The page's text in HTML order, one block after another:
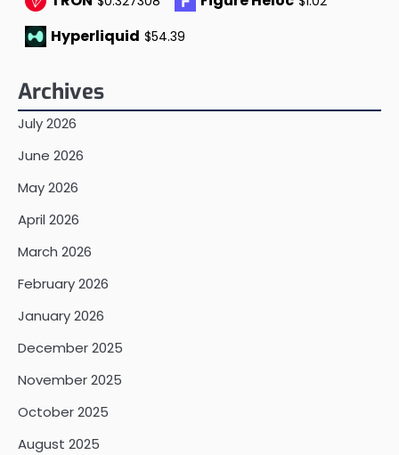
Hyperliquid $54.39
Archives
July 2026
June 2026
May 2026
April 2026
March 2026
February 2026
January 2026
December 2025
November 2025
October 2025
August 2025